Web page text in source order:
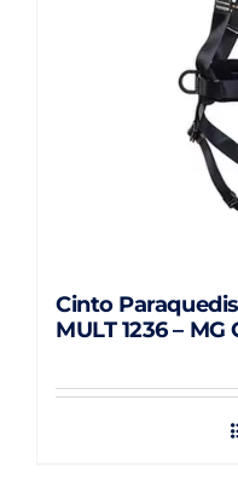
Cinto
MULT 1236 – MG